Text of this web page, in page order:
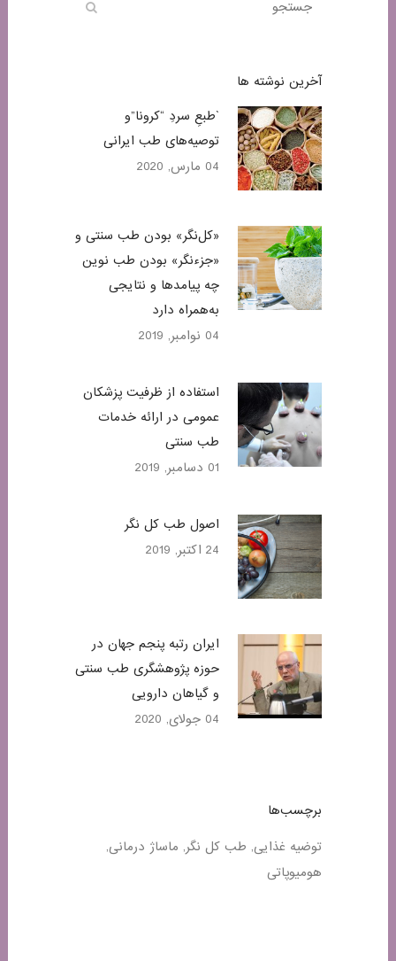
آخرین نوشته ها
`طبعِ سردِ “کرونا”و
توصیه‌های طب ایرانی
04 مارس, 2020
«کل‌نگر» بودن طب سنتی و
«جزء‌نگر» بودن طب نوین
چه پیامدها و نتایجی
به‌همراه دارد
04 نوامبر, 2019
استفاده از ظرفیت پزشکان
عمومی در ارائه خدمات
طب سنتی
01 دسامبر, 2019
اصول طب کل نگر
24 اکتبر, 2019
ایران رتبه پنجم جهان در
حوزه پژوهشگری طب سنتی
و گیاهان دارویی
04 جولای, 2020
برچسب‌ها
توضیه غذایی طب کل نگر ماساژ درمانی
هومیوپاتی